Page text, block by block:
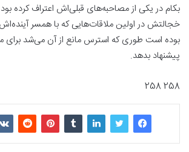
بکام در یکی از مصاحبه‌های قبلی‌اش اعتراف کرده بود
خجالتش در اولین ملاقات‌هایی که با همسر
بوده است طوری که استرس مانع از آن می‌شد برای
پیشنهاد بدهد.
258 258